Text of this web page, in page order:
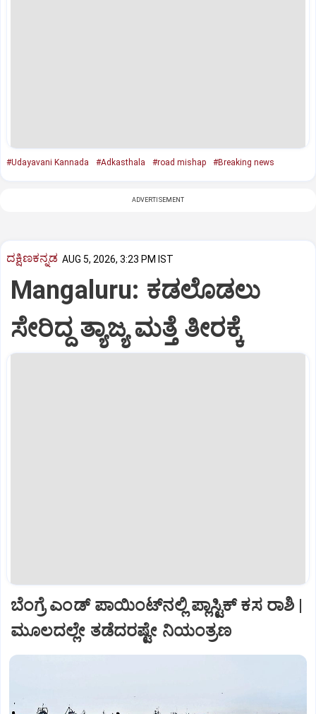
#Udayavani Kannada #Adkasthala #road mishap #Breaking news
ADVERTISEMENT
ದಕ್ಷಿಣಕನ್ನಡ AUG 5, 2026, 3:23 PM IST
Mangaluru: ಕಡಲೊಡಲು
ಸೇರಿದ್ದ ತ್ಯಾಜ್ಯ ಮತ್ತೆ ತೀರಕ್ಕೆ
ಬೆಂಗ್ರೆ ಎಂಡ್‌ ಪಾಯಿಂಟ್‌ನಲ್ಲಿ ಪ್ಲಾಸ್ಟಿಕ್‌ ಕಸ ರಾಶಿ |
ಮೂಲದಲ್ಲೇ ತಡೆದರಷ್ಟೇ ನಿಯಂತ್ರಣ